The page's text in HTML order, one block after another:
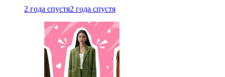
2 года спустя2 года спустя